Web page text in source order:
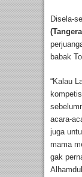
Disela-
babak
“Kalau
acara-
juga
mama
gak